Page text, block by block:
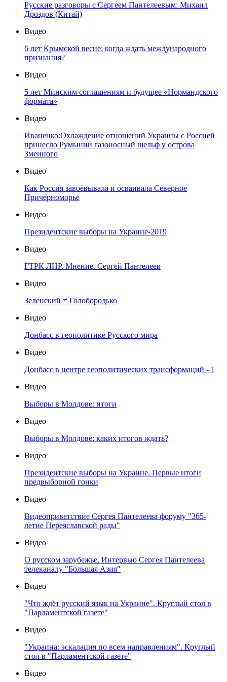
Русские разговоры с Сергеем Пантелеевым: Михаил
Дроздов (Китай)
Видео
6 лет Крымской весне: когда ждать международного
признания?
Видео
5 лет Минским соглашениям и будущее «Нормандского
формата»
Видео
Иваненко:Охлаждение отношений Украины с Россией
принесло Румынии газоносный шельф у острова
Змеиного
Видео
Как Россия завоёвывала и осваивала Северное
Причерноморье
Видео
Президентские выборы на Украине-2019
Видео
ГТРК ЛНР. Мнение. Сергей Пантелеев
Видео
Зеленский ≠ Голобородько
Видео
Донбасс в геополитике Русского мира
Видео
Донбасс в центре геополитических трансформаций - 1
Видео
Выборы в Молдове: итоги
Видео
Выборы в Молдове: каких итогов ждать?
Видео
Президентские выборы на Украине. Первые итоги
предвыборной гонки
Видео
Видеоприветствие Сергея Пантелеева форуму "365-
летие Переяславской рады"
Видео
О русском зарубежье. Интервью Сергея Пантелеева
телеканалу "Большая Азия"
Видео
"Что ждёт русский язык на Украине". Круглый стол в
"Парламентской газете"
Видео
"Украина: эскалация по всем направлениям". Круглый
стол в "Парламентской газете"
Видео